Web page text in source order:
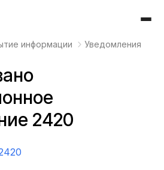
информации Уведомления
2420